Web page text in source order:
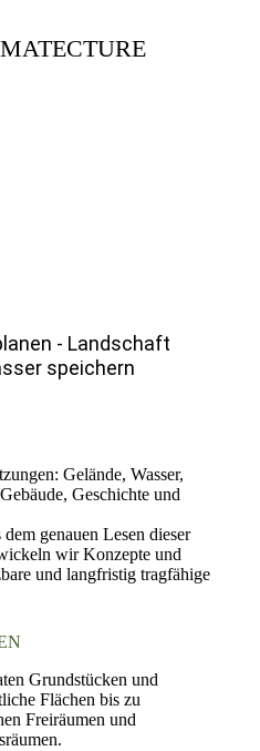
- Landschaft
speichern
Gelände, Wasser,
Geschichte und
genauen Lesen dieser
wir Konzepte und
und langfristig tragfähige
Grundstücken und
Flächen bis zu
Freiräumen und